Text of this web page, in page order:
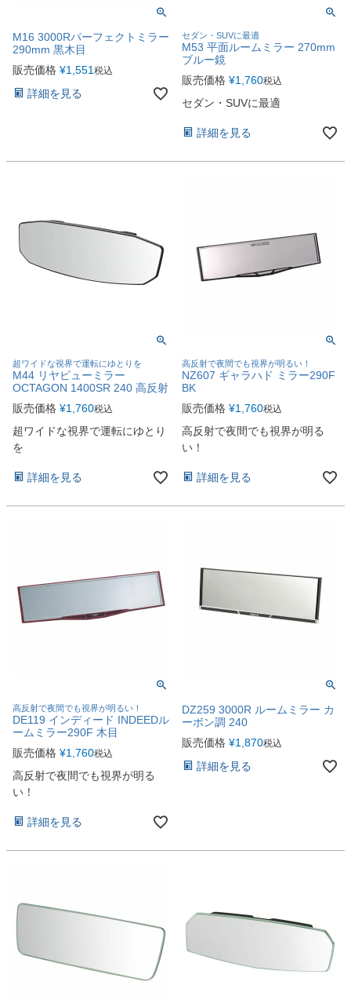
M16 3000Rパーフェクトミラー
290mm 黒木目
販売価格 ¥1,551 税込
詳細を見る
セダン・SUVに最適
M53 平面ルームミラー 270mm
ブルー鏡
販売価格 ¥1,760税込
セダン・SUVに最適
詳細を見る
超ワイドな視界で運転にゆとりを
M44 リヤビューミラー
OCTAGON 1400SR 240 高反射
販売価格 ¥1,760税込
超ワイドな視界で運転にゆとり
を
詳細を見る
高反射で夜間でも視界が明るい！
NZ607 ギャラハド ミラー290F
BK
販売価格 ¥1,760税込
高反射で夜間でも視界が明る
い！
詳細を見る
高反射で夜間でも視界が明るい！
DE119 インディード INDEEDル
ームミラー290F 木目
販売価格 ¥1,760税込
高反射で夜間でも視界が明る
い！
詳細を見る
DZ259 3000R ルームミラー カ
ーボン調 240
販売価格 ¥1,870税込
詳細を見る